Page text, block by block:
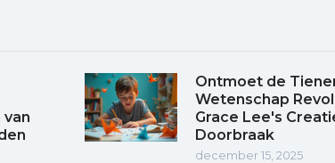
Ontmoet de
Wetenschap
Grace Lee's
Doorbraak
december 15, 2025